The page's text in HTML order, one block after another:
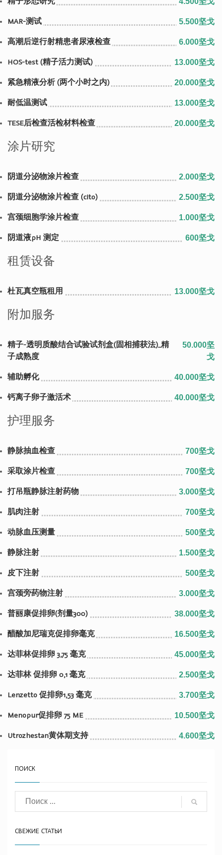
MAR-测试 5.500坚戈
高潮后逆行射精患者尿液检查 6.000坚戈
HOS-test (精子活力测试) 13.000坚戈
紧急精液分析 (两个小时之内) 20.000坚戈
耐低温测试 13.000坚戈
TESE后检查活检材料检查 20.000坚戈
涂片研究
阴道分泌物涂片检查 2.000坚戈
阴道分泌物涂片检查 (cito) 2.500坚戈
宫颈细胞学涂片检查 1.000坚戈
阴道液pH 测定 600坚戈
租赁设备
杜瓦真空瓶租用 13.000坚戈
附加服务
精子-透明质酸结合试验试剂盒(固相捕获法)_精
子成熟度
50.000坚
戈
辅助孵化 40.000坚戈
钙离子卵子激活术 40.000坚戈
护理服务
静脉抽血检查 700坚戈
采取涂片检查 700坚戈
打吊瓶静脉注射药物 3.000坚戈
肌肉注射 700坚戈
动脉血压测量 500坚戈
静脉注射 1.500坚戈
皮下注射 500坚戈
宫颈旁药物注射 3.000坚戈
普丽康促排卵(剂量300) 38.000坚戈
醋酸加尼瑞克促排卵毫克 16.500坚戈
达菲林促排卵 3,75 毫克 45.000坚戈
达菲林 促排卵 0,1 毫克 2.500坚戈
Lenzetto 促排卵1,53 毫克 3.700坚戈
Menopur促排卵 75 ME 10.500坚戈
Utrozhestan黄体期支持 4.600坚戈
ПОИСК
СВЕЖИЕ СТАТЬИ